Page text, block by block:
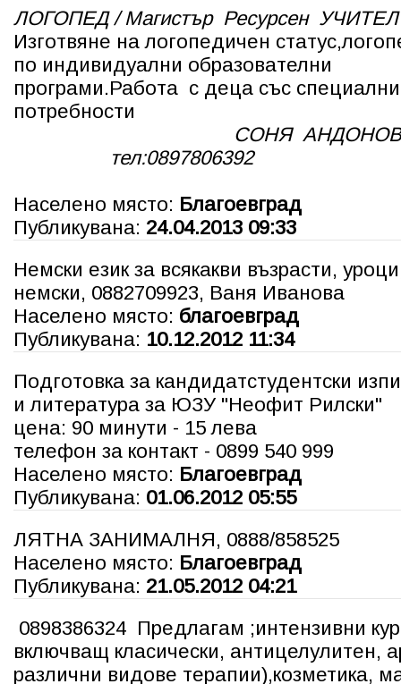
ЛОГОПЕД / Магистър Ресурсен УЧИТЕЛ
Изготвяне на логопедичен
по индивидуални образователни
програми.Работа с деца със
потребности
СОНЯ
тел:0897806392
Населено място: Благоевград
Публикувана: 24.04.2013 09:33
Немски език за всякакви възрасти,
немски, 0882709923, Ваня Иванова
Населено място: благоевград
Публикувана: 10.12.2012 11:34
Подготовка за кандидатстудентски
и литература за ЮЗУ "Неофит
цена: 90 минути - 15 лева
телефон за контакт - 0899 540 999
Населено място: Благоевград
Публикувана: 01.06.2012 05:55
ЛЯТНА ЗАНИМАЛНЯ, 0888/858525
Населено място: Благоевград
Публикувана: 21.05.2012 04:21
0898386324 Предлагам ;интензивни
включващ класически, антицелулитен,
различни видове терапии),козметика,